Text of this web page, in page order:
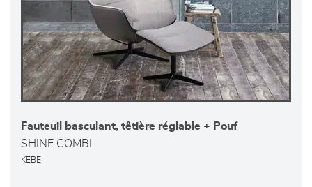
Fauteuil basculant, têtière réglable + Pouf
SHINE COMBI
KEBE